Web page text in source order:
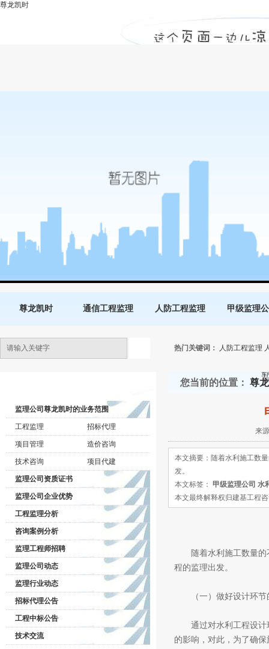
甲级监理公司：水利工程监理工作的强化
尊龙凯时
尊龙凯时 通信工程监理 人防工程监理 甲级监理
热门关键词： 人防工程监理
监理公司尊龙凯时的业务范围
工程监理 招标代理
项目管理 造价咨询
技术咨询 项目代建
监理公司资质证书
监理公司企业优势
工程监理分析
咨询案例分析
监理工程师招聘
监理公司动态
监理行业动态
招标代理公告
工程中标公告
技术交流
您当前的位置： 尊
来
本文摘要：随着水利施工数
发。
本文标签： 甲级监理公司 水
本文最终解释权归建基工程咨
随着水利施工数量的不
程的监理出发。
（一）做好设计环节
通过对水利工程设计环
的影响，对此，为了确